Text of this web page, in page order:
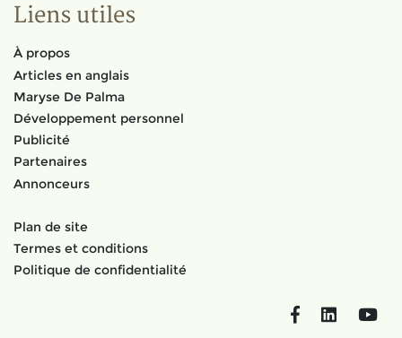
Liens utiles
À propos
Articles en anglais
Maryse De Palma
Développement personnel
Publicité
Partenaires
Annonceurs
Plan de site
Termes et conditions
Politique de confidentialité
FacebookLinkedIn